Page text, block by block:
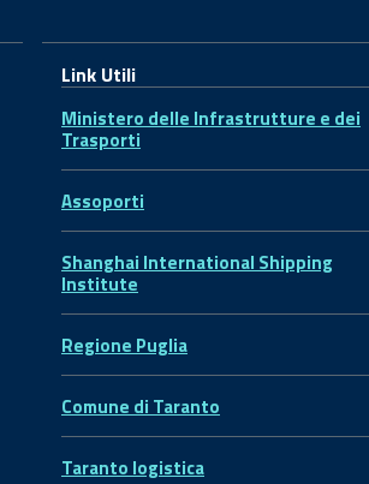
Link Utili
Ministero delle Infrastrutture e dei
Trasporti
Assoporti
Shanghai International Shipping
Institute
Regione Puglia
Comune di Taranto
Taranto logistica